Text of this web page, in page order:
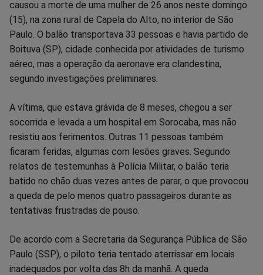
no
Facebook
no
Whatsapp
no
Twitter
no
Messenger
no
Telegram
no
Gettr
causou a morte de uma mulher de 26 anos neste domingo
(15), na zona rural de Capela do Alto, no interior de São
Paulo. O balão transportava 33 pessoas e havia partido de
Boituva (SP), cidade conhecida por atividades de turismo
aéreo, mas a operação da aeronave era clandestina,
segundo investigações preliminares.
A vítima, que estava grávida de 8 meses, chegou a ser
socorrida e levada a um hospital em Sorocaba, mas não
resistiu aos ferimentos. Outras 11 pessoas também
ficaram feridas, algumas com lesões graves. Segundo
relatos de testemunhas à Polícia Militar, o balão teria
batido no chão duas vezes antes de parar, o que provocou
a queda de pelo menos quatro passageiros durante as
tentativas frustradas de pouso.
De acordo com a Secretaria da Segurança Pública de São
Paulo (SSP), o piloto teria tentado aterrissar em locais
inadequados por volta das 8h da manhã. A queda